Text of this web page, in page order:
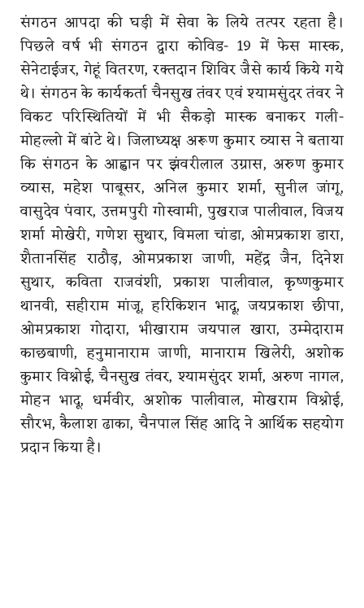
संगठन आपदा की घड़ी में सेवा के लिये तत्पर रहता है।
पिछले वर्ष भी संगठन द्वारा कोविड- 19 में फेस मास्क,
सेनेटाईजर, गेहूं वितरण, रक्तदान शिविर जैसे कार्य किये गये
थे। संगठन के कार्यकर्ता चैनसुख तंवर एवं श्यामसुंदर तंवर ने
विकट परिस्थितियों में भी सैकड़ो मास्क बनाकर गली-
मोहल्लो में बांटे थे। जिलाध्यक्ष अरूण कुमार व्यास ने बताया
कि संगठन के आह्वान पर झंवरीलाल उग्रास, अरुण कुमार
व्यास, महेश पाबूसर, अनिल कुमार शर्मा, सुनील जांगू,
वासुदेव पंवार, उत्तमपुरी गोस्वामी, पुखराज पालीवाल, विजय
शर्मा मोखेरी, गणेश सुथार, विमला चांडा, ओमप्रकाश डारा,
शैतानसिंह राठौड़, ओमप्रकाश जाणी, महेंद्र जैन, दिनेश
सुथार, कविता राजवंशी, प्रकाश पालीवाल, कृष्णकुमार
थानवी, सहीराम मांजू, हरिकिशन भादू, जयप्रकाश छीपा,
ओमप्रकाश गोदारा, भीखाराम जयपाल खारा, उम्मेदाराम
काछबाणी, हनुमानाराम जाणी, मानाराम खिलेरी, अशोक
कुमार विश्नोई, चैनसुख तंवर, श्यामसुंदर शर्मा, अरुण नागल,
मोहन भादू, धर्मवीर, अशोक पालीवाल, मोखराम विश्नोई,
सौरभ, कैलाश ढाका, चैनपाल सिंह आदि ने आर्थिक सहयोग
प्रदान किया है।